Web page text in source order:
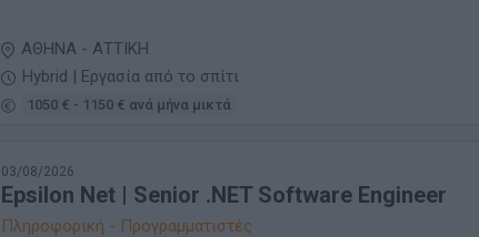
ΑΘΗΝΑ - ΑΤΤΙΚΗ
Hybrid | Εργασία από το σπίτι
1050 € - 1150 € ανά μήνα μικτά
03/08/2026
Epsilon Net | Senior .NET Software Engineer
Πληροφορική - Προγραμματιστές